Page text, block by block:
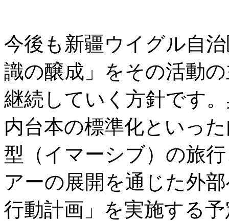
今後も新疆ウイグル自
識の醸成」をその活動
継続していく方針です
内台本の標準化といっ
型（イマーシブ）の旅
アーの展開を通じた外
行動計画」を実施する